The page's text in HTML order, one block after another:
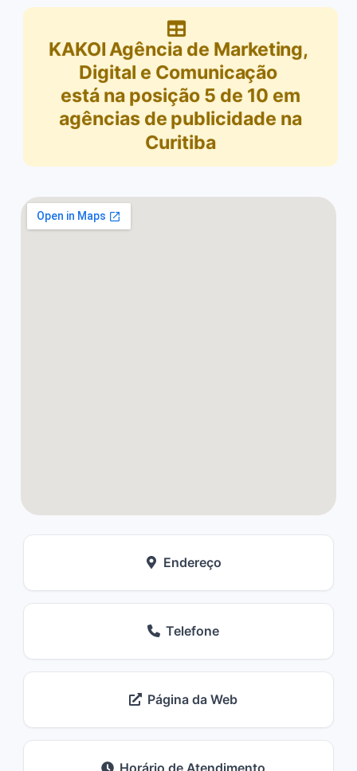
KAKOI Agência de Marketing,
Digital e Comunicação
está na posição 5 de 10 em
agências de publicidade na
Curitiba
Endereço
Telefone
Página da Web